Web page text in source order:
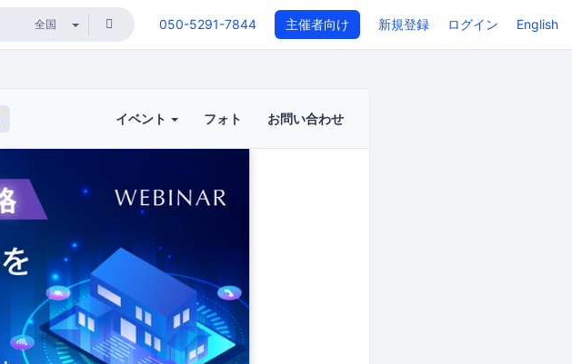
050-5291-7844 主催者向け 新規登録 ログイン English
イベント フォト お問い合わせ